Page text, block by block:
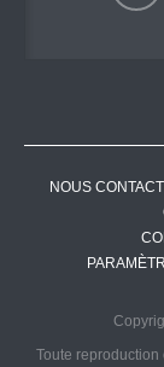
NOUS
Toute